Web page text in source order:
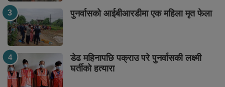
पुनर्वासको आईबीआरडीमा एक महिला मृत फेला
डेढ महिनापछि पक्राउ परे पुनर्वासकी लक्ष्मी
घर्तीको हत्यारा